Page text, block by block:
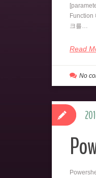
Function
크를…
Read
No